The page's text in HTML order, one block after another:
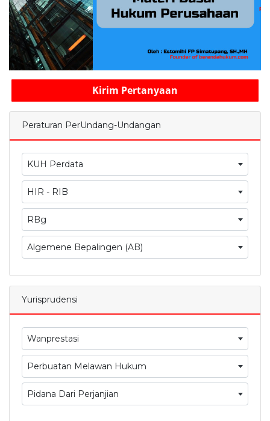
Kirim Pertanyaan
Peraturan PerUndang-Undangan
KUH Perdata
HIR - RIB
RBg
Algemene Bepalingen (AB)
Yurisprudensi
Wanprestasi
Perbuatan Melawan Hukum
Pidana Dari Perjanjian